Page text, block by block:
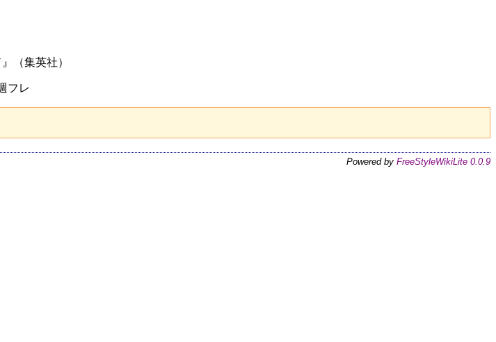
（集英社）
フレ
Powered by FreeStyleWikiLite 0.0.9